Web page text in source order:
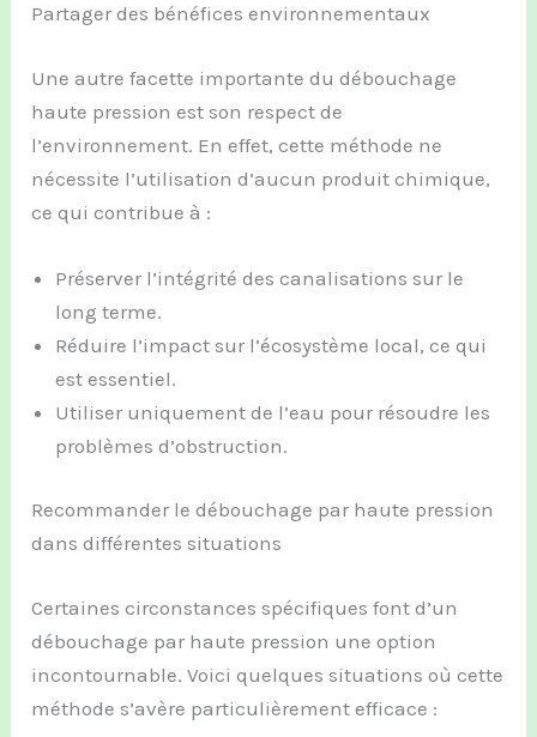
Partager des bénéfices environnementaux
Une autre facette importante du débouchage
haute pression est son respect de
l’environnement. En effet, cette méthode ne
nécessite l’utilisation d’aucun produit chimique,
ce qui contribue à :
Préserver l’intégrité des canalisations sur le
long terme.
Réduire l’impact sur l’écosystème local, ce qui
est essentiel.
Utiliser uniquement de l’eau pour résoudre les
problèmes d’obstruction.
Recommander le débouchage par haute pression
dans différentes situations
Certaines circonstances spécifiques font d’un
débouchage par haute pression une option
incontournable. Voici quelques situations où cette
méthode s’avère particulièrement efficace :